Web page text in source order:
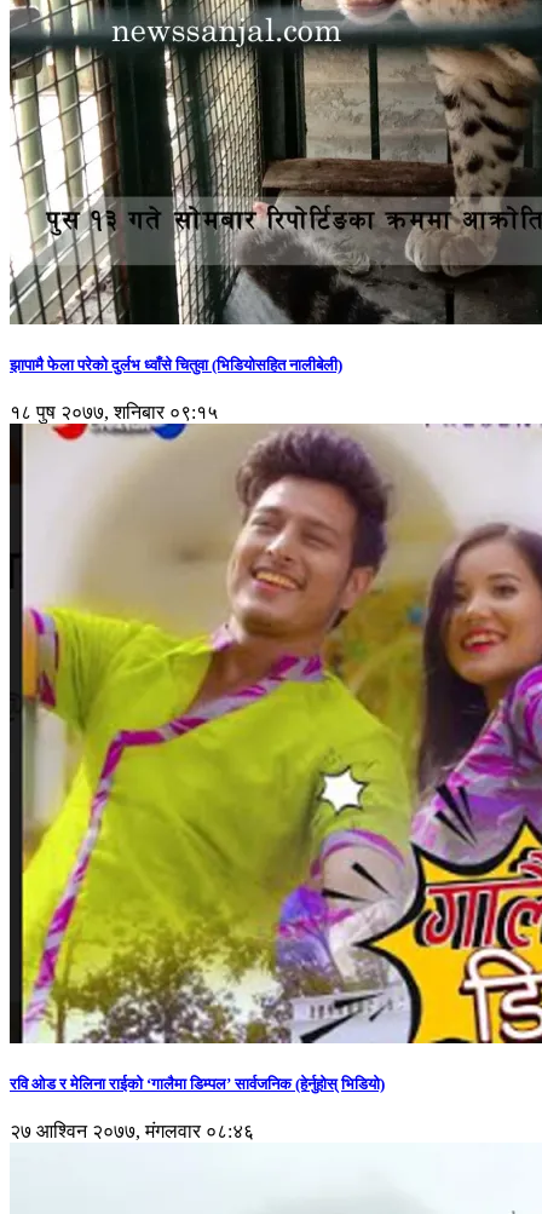
झापामै फेला परेको दुर्लभ ध्वाँसे चितुवा (भिडियोसहित नालीबेली)
१८ पुष २०७७, शनिबार ०९:१५
रवि ओड र मेलिना राईको ‘गालैमा डिम्पल’ सार्वजनिक (हेर्नुहोस् भिडियो)
२७ आश्विन २०७७, मंगलवार ०८:४६